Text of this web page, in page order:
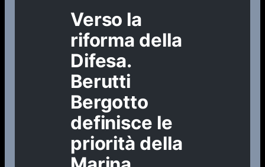
Verso la
riforma della
Difesa.
Berutti
Bergotto
definisce le
priorità della